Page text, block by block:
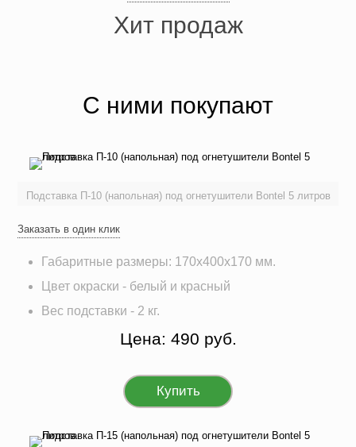
Хит продаж
С ними покупают
Подставка П-10 (напольная) под огнетушители Bontel 5 литров
Заказать в один клик
Габаритные размеры: 170х400х170 мм.
Цвет окраски - белый и красный
Вес подставки - 2 кг.
Цена: 490 руб.
Купить